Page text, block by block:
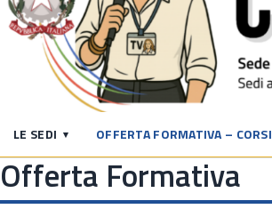
LE SEDI OFFERTA FORMATIVA – CORSI
Offerta Formativa